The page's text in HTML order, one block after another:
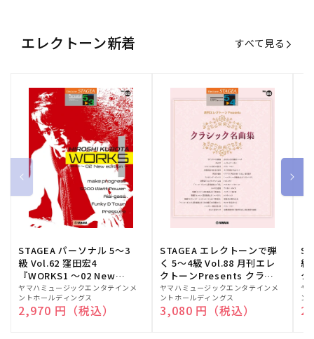
エレクトーン新着 すべて見る
STAGEA パーソナル 5～3
級 Vol.62 窪田宏4
『WORKS1 ～02 New
edition～』
販
売
元:
ヤマハミュージックエンタテインメ
ントホールディングス
通常価格
2,970 円（税込）
STAGEA エレクトーンで弾
く 5～4級 Vol.88 月刊エレ
クトーンPresents クラシ
ック名曲集
販
売
元:
ヤマハミュージックエンタテインメ
ントホールディングス
通常価格
3,080 円（税込）
級
ク
販
売
元:
ヤ
ン